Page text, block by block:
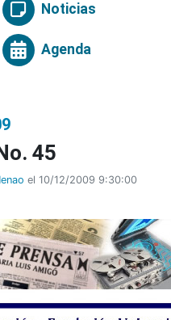
Noticias
Agenda
45
el 10/12/2009 9:30:00